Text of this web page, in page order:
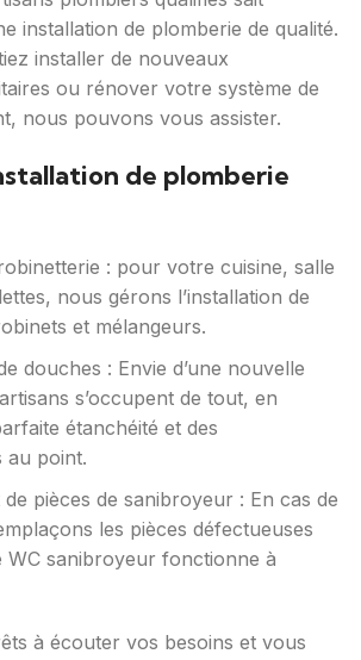
installation de plomberie de qualité.
installer de nouveaux
ou rénover votre système de
nous pouvons vous assister.
de plomberie
: pour votre cuisine, salle
nous gérons l’installation de
et mélangeurs.
douches : Envie d’une nouvelle
s’occupent de tout, en
étanchéité et des
au point.
pièces de sanibroyeur : En cas de
les pièces défectueuses
sanibroyeur fonctionne à
à écouter vos besoins et vous